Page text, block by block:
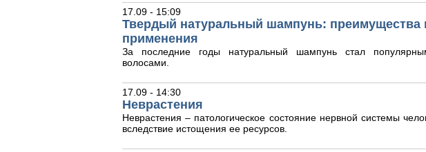
17.09 - 15:09
Твердый натуральный шампунь: преимущества
применения
За последние годы натуральный шампунь стал
волосами.
17.09 - 14:30
Неврастения
Неврастения – патологическое состояние нервной системы
вследствие истощения ее ресурсов.